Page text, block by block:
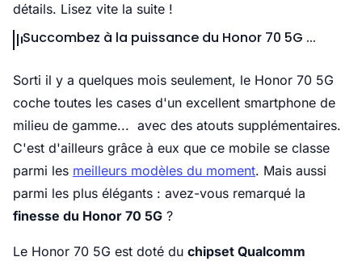
détails. Lisez vite la suite !
Succombez à la puissance du Honor 70 5G ...
Sorti il y a quelques mois seulement, le Honor 70 5G
coche toutes les cases d'un excellent smartphone de
milieu de gamme... avec des atouts supplémentaires.
C'est d'ailleurs grâce à eux que ce mobile se classe
parmi les meilleurs modèles du moment. Mais aussi
parmi les plus élégants : avez-vous remarqué la
finesse du Honor 70 5G ?
Le Honor 70 5G est doté du chipset Qualcomm